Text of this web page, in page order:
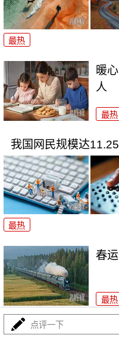
最热
暖
人
最热
我国网民规模达
最热
春
最热
2026年“我们的中国
点评一下